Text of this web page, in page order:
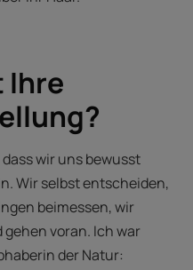
Ihre
wir uns bewusst
Wir selbst entscheiden,
beimessen, wir
voran. Ich war
der Natur: